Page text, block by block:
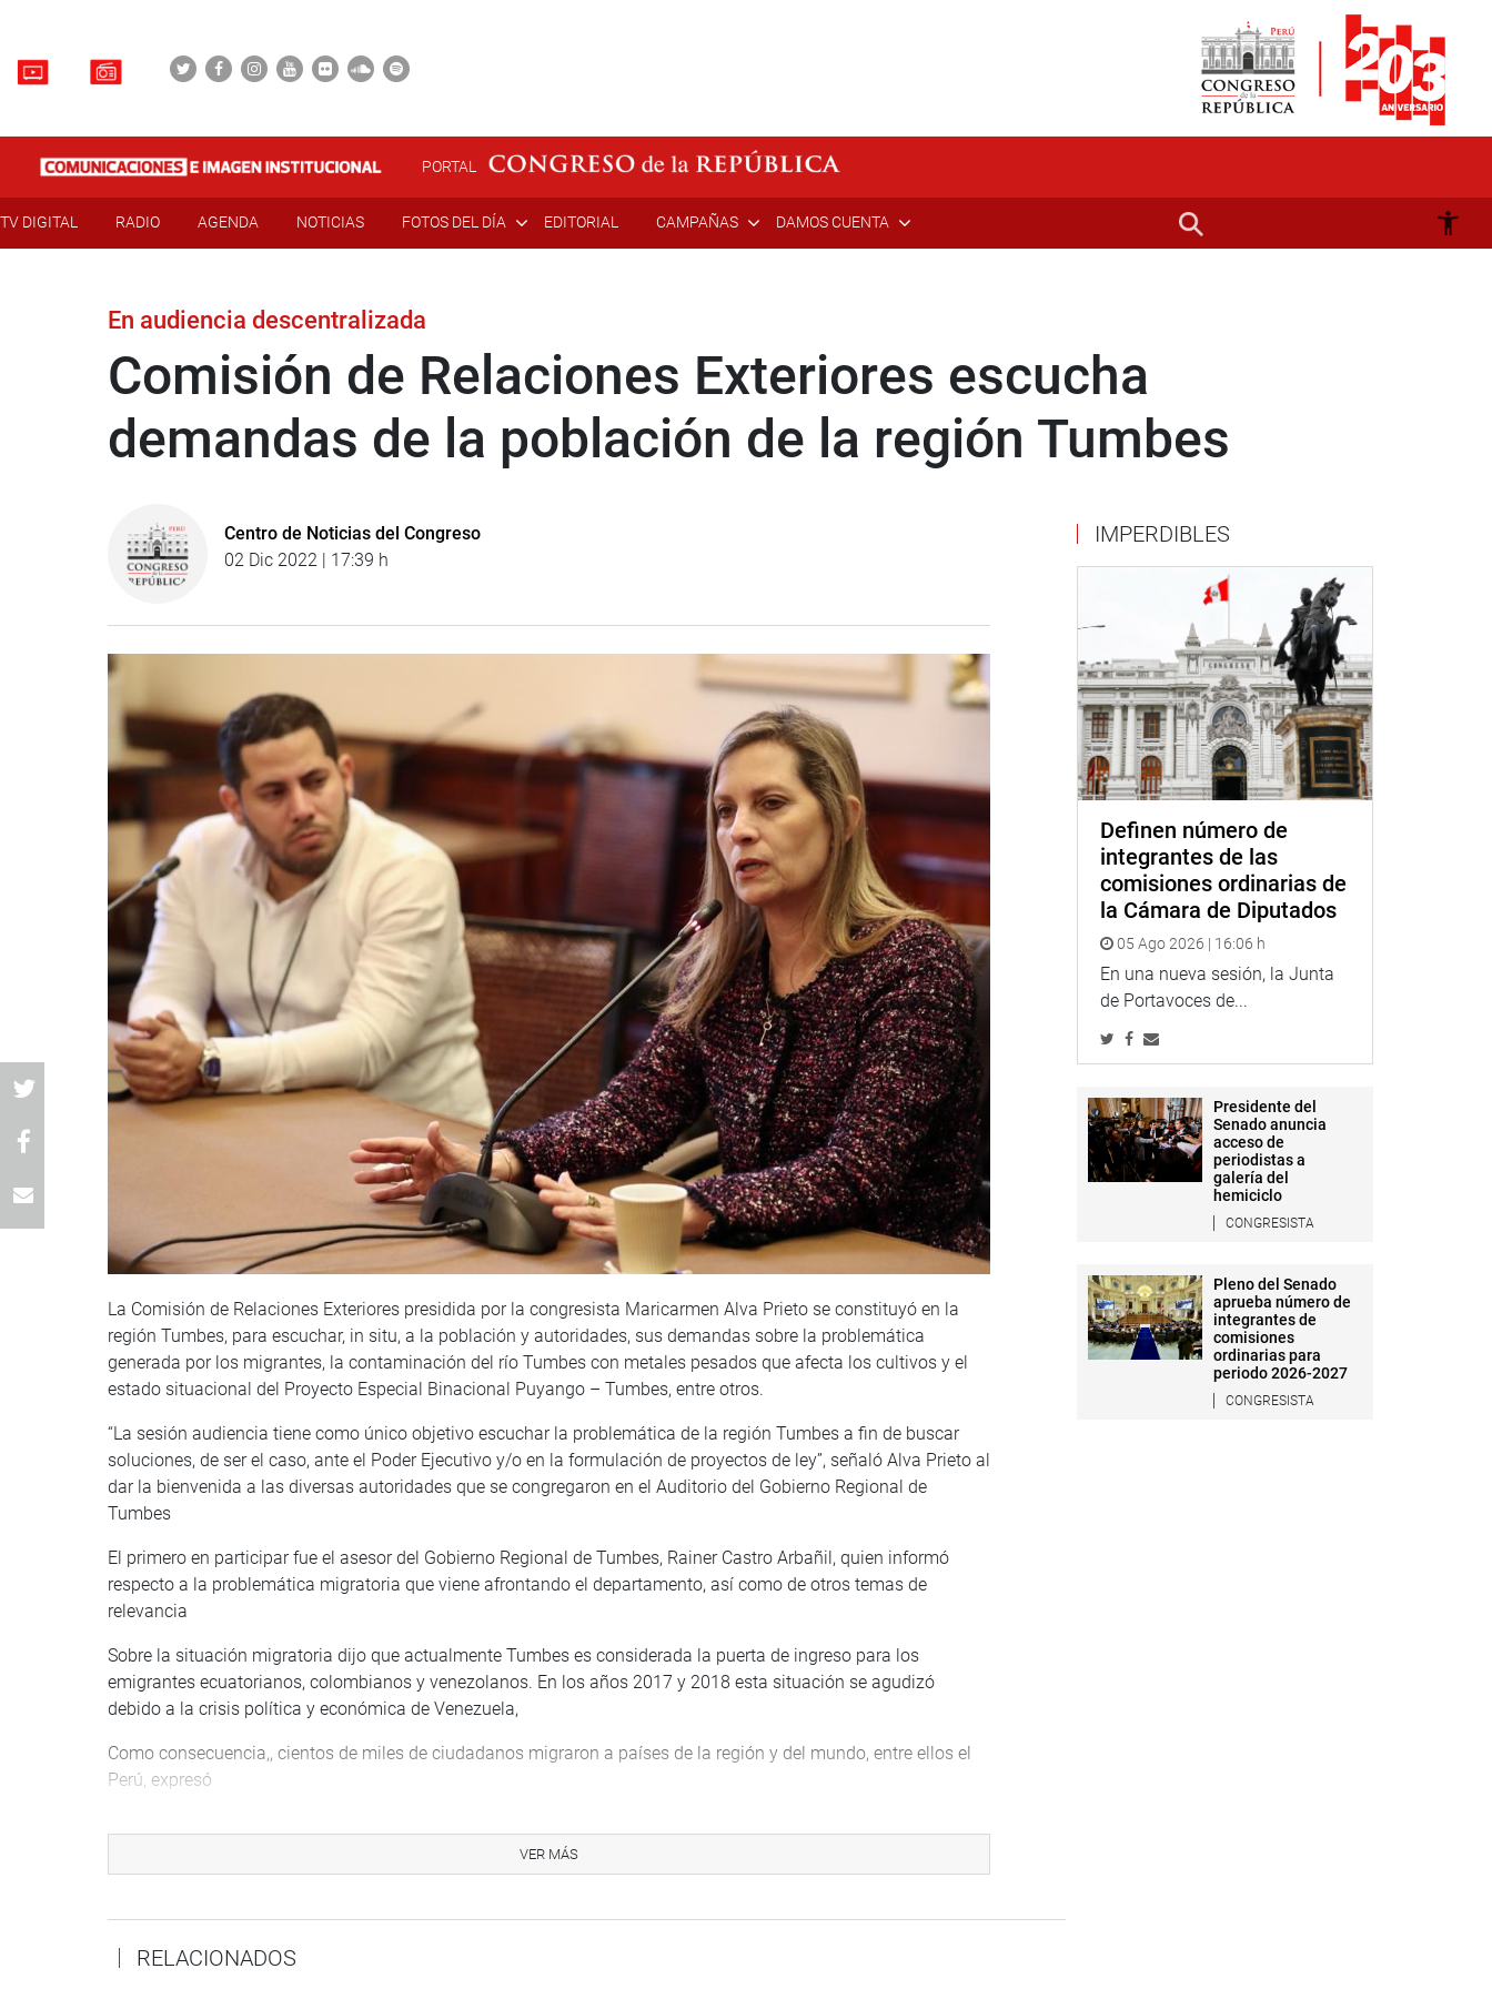
PORTAL
TV DIGITAL RADIO AGENDA NOTICIAS FOTOS DEL DÍA EDITORIAL CAMPAÑAS DAMOS CUENTA
En audiencia descentralizada
Comisión de Relaciones Exteriores escucha
demandas de la población de la región Tumbes
Centro de Noticias del Congreso
02 Dic 2022 | 17:39 h
La Comisión de Relaciones Exteriores presidida por la congresista Maricarmen Alva Prieto se constituyó en la
región Tumbes, para escuchar, in situ, a la población y autoridades, sus demandas sobre la problemática
generada por los migrantes, la contaminación del río Tumbes con metales pesados que afecta los cultivos y el
estado situacional del Proyecto Especial Binacional Puyango – Tumbes, entre otros.
“La sesión audiencia tiene como único objetivo escuchar la problemática de la región Tumbes a fin de buscar
soluciones, de ser el caso, ante el Poder Ejecutivo y/o en la formulación de proyectos de ley”, señaló Alva Prieto al
dar la bienvenida a las diversas autoridades que se congregaron en el Auditorio del Gobierno Regional de
Tumbes
El primero en participar fue el asesor del Gobierno Regional de Tumbes, Rainer Castro Arbañil, quien informó
respecto a la problemática migratoria que viene afrontando el departamento, así como de otros temas de
relevancia
Sobre la situación migratoria dijo que actualmente Tumbes es considerada la puerta de ingreso para los
emigrantes ecuatorianos, colombianos y venezolanos. En los años 2017 y 2018 esta situación se agudizó
debido a la crisis política y económica de Venezuela,
Como consecuencia,, cientos de miles de ciudadanos migraron a países de la región y del mundo, entre ellos el
Perú, expresó
situación económica en la que se encontraban. “Tumbes es una puerta abierta para los emigrantes y muchos
ingresan de manera ilegal”, precisó.
Añadió que la región ha recibido más de 75 mil 152 migrantes aproximadamente los cuales demandaban
servicios básicos como salud, educación y protección. Esto ha generado que el gobierno regional, a través de sus
funciones, realice estándares de desarrollo equitativo y acceso a acondiciones optimas que apunten a una
VER MÁS
RELACIONADOS
IMPERDIBLES
Definen número de
integrantes de las
comisiones ordinarias de
la Cámara de Diputados
05 Ago 2026 | 16:06 h
En una nueva sesión, la Junta
de Portavoces de...
Presidente del
Senado anuncia
acceso de
periodistas a
galería del
hemiciclo
CONGRESISTA
Pleno del Senado
aprueba número de
integrantes de
comisiones
ordinarias para
periodo 2026-2027
CONGRESISTA